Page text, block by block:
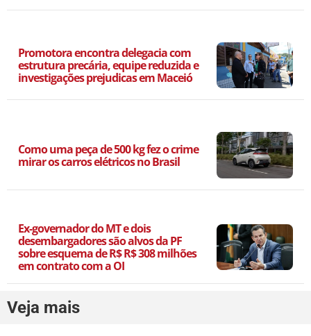
Promotora encontra delegacia com
estrutura precária, equipe reduzida e
investigações prejudicas em Maceió
Como uma peça de 500 kg fez o crime
mirar os carros elétricos no Brasil
Ex-governador do MT e dois
desembargadores são alvos da PF
sobre esquema de R$ R$ 308 milhões
em contrato com a OI
Veja mais